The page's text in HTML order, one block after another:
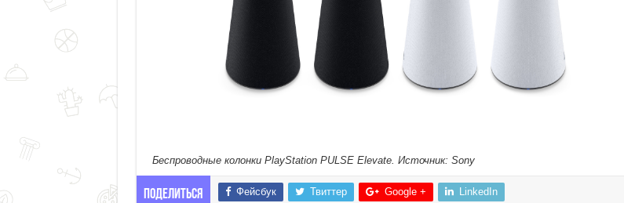
Беспроводные колонки PlayStation PULSE Elevate. Источник: Sony
Поделиться Фейсбук Твиттер Google + LinkedIn